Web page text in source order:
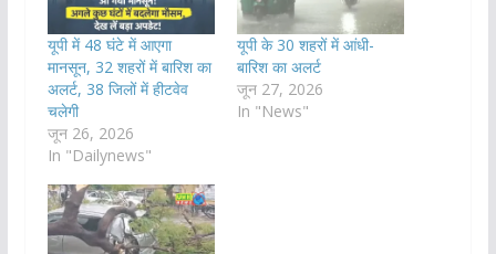
यूपी में 48 घंटे में आएगा
मानसून, 32 शहरों में बारिश का
अलर्ट, 38 जिलों में हीटवेव
चलेगी
जून 26, 2026
In "Dailynews"
यूपी के 30 शहरों में आंधी-
बारिश का अलर्ट
जून 27, 2026
In "News"